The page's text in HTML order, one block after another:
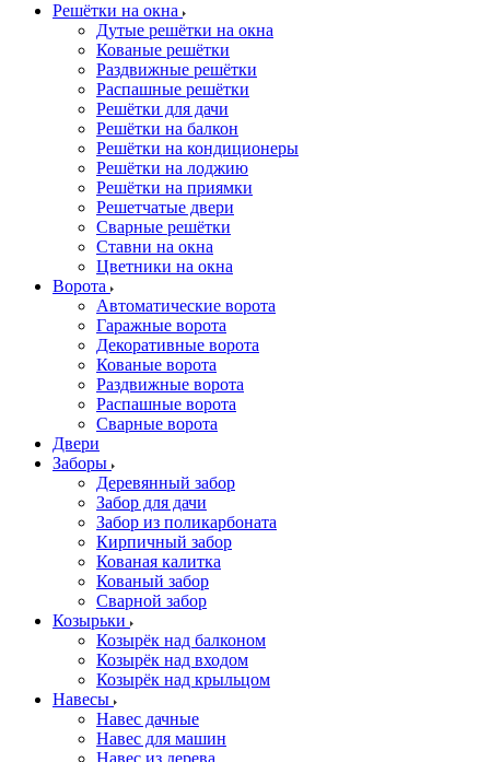
Решётки на окна
Дутые решётки на окна
Кованые решётки
Раздвижные решётки
Распашные решётки
Решётки для дачи
Решётки на балкон
Решётки на кондиционеры
Решётки на лоджию
Решётки на приямки
Решетчатые двери
Сварные решётки
Ставни на окна
Цветники на окна
Ворота
Автоматические ворота
Гаражные ворота
Декоративные ворота
Кованые ворота
Раздвижные ворота
Распашные ворота
Сварные ворота
Двери
Заборы
Деревянный забор
Забор для дачи
Забор из поликарбоната
Кирпичный забор
Кованая калитка
Кованый забор
Сварной забор
Козырьки
Козырёк над балконом
Козырёк над входом
Козырёк над крыльцом
Навесы
Навес дачные
Навес для машин
Навес из дерева